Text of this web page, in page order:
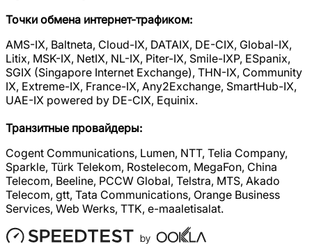
Точки обмена интернет-трафиком:
AMS-IX, Baltneta, Cloud-IX, DATAIX, DE-CIX, Global-IX,
Litix, MSK-IX, NetIX, NL-IX, Piter-IX, Smile-IXP, ESpanix,
SGIX (Singapore Internet Exchange), THN-IX, Community
IX, Extreme-IX, France-IX, Any2Exchange, SmartHub-IX,
UAE-IX powered by DE-CIX, Equinix.
Транзитные провайдеры:
Cogent Communications, Lumen, NTT, Telia Company,
Sparkle, Türk Telekom, Rostelecom, MegaFon, China
Telecom, Beeline, PCCW Global, Telstra, MTS, Akado
Telecom, gtt, Tata Communications, Orange Business
Services, Web Werks, TTK, e-maaletisalat.